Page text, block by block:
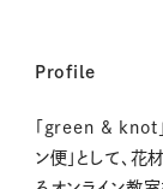
Profile
green & knot
ン便」として、花